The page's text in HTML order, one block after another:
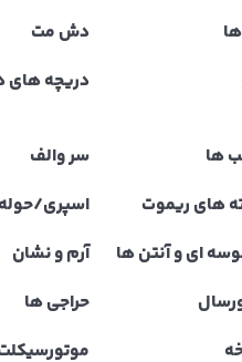
دش مت
دریچه های
ها سر والف
های ریموت اسپری/
ای و آنتن ها آرم و نشان
حراجی ها